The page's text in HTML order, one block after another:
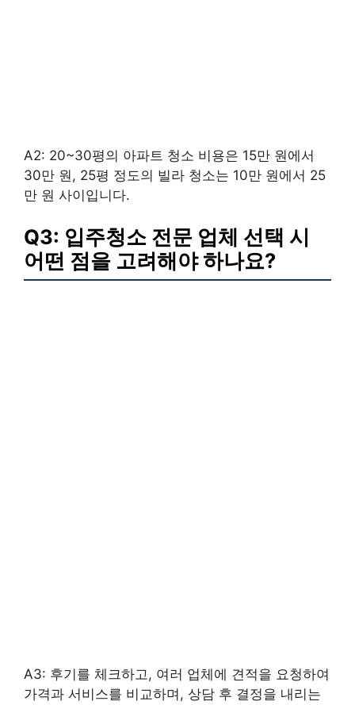
A2: 20~30평의 아파트 청소 비용은 15만 원에서
30만 원, 25평 정도의 빌라 청소는 10만 원에서 25
만 원 사이입니다.
Q3: 입주청소 전문 업체 선택 시
어떤 점을 고려해야 하나요?
A3: 후기를 체크하고, 여러 업체에 견적을 요청하여
가격과 서비스를 비교하며, 상담 후 결정을 내리는